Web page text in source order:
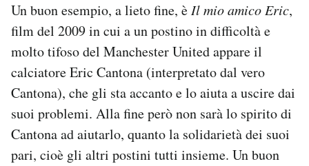
Un buon esempio, a lieto fine, èIl mio amico Eric,
film del 2009 in cui a un postino in difficoltà e
molto tifoso del Manchester United appare il
calciatore Eric Cantona (interpretato dal vero
Cantona), che gli sta accanto e lo aiuta a uscire dai
suoi problemi. Alla fine però non sarà lo spirito di
Cantona ad aiutarlo, quanto la solidarietà dei suoi
pari, cioè gli altri postini tutti insieme. Un buon